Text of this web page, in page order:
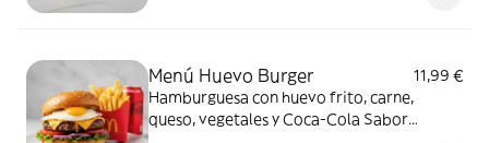
Menú Huevo Burger
11,99 €
Hamburguesa con huevo frito, carne,
queso, vegetales y Coca-Cola Sabor